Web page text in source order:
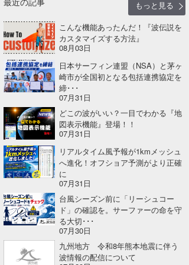
もっと見る
こんな機能あったんだ！『波伝説を
カスタマイズする方法』
08月03日
日本サーフィン連盟（NSA）と茅ヶ
崎市が全国初となる包括連携協定を
締･･･
07月31日
どこの波がいい？一目でわかる『地
図表示機能』登場！！
07月31日
リアルタイム風予報が1kmメッシュ
へ進化！オフショア予測がより正確
に
07月31日
台風シーズン前に「リーシュコー
ド」の確認を。サーファーの命を守
る大切･･･
07月30日
九州地方 令和8年熊本地震に伴う
波情報の配信について